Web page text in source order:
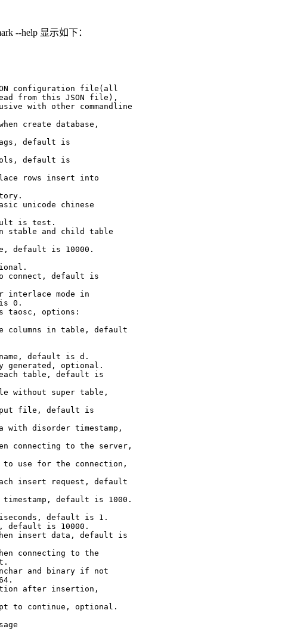
--help 显示如下：
configuration file(all
from this JSON file),
with other commandline
create database,
default is
default is
rows insert into
unicode chinese
is test.
stable and child table
default is 10000.
connect, default is
interlace mode in
0.
taosc, options:
columns in table, default
default is d.
generated, optional.
table, default is
without super table,
file, default is
with disorder timestamp,
connecting to the server,
use for the connection,
insert request, default
default is 1000.
default is 1.
default is 10000.
insert data, default is
connecting to the
and binary if not
after insertion,
to continue, optional.